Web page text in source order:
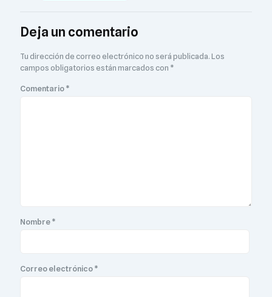
Deja un comentario
Tu dirección de correo electrónico no será publicada.Los
campos obligatorios están marcados con *
Comentario*
Nombre*
Correo electrónico*